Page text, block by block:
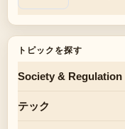
トピックを探す
Society & Regulation
テック